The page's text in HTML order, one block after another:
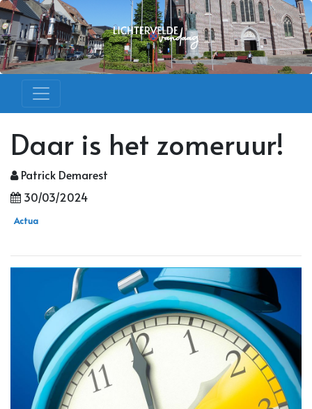
Daar is het zomeruur!
Patrick Demarest
30/03/2024
Actua